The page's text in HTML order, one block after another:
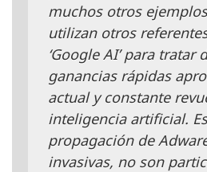
muchos otros
utilizan otros
‘Google AI’ para tratar
ganancias rápidas
actual y constante
inteligencia artificial.
propagación de
invasivas, no son